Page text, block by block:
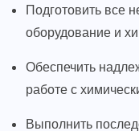
Подготовить все
оборудование и
Обеспечить
работе с
Выполнить